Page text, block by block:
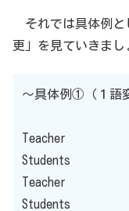
それでは具体例と
更」を見ていきまし
〜具体例①（１語
Teacher :
Students :
Teacher :
Students :